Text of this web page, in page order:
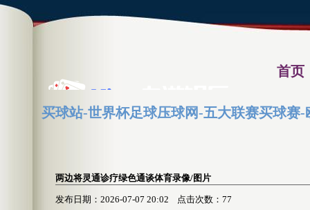
首页
体育录
买球站-世界杯足球压球网-五大联赛买球赛
两边将灵通诊疗绿色通谈体育录像/图片
发布日期：2026-07-07 20:02 点击次数：77